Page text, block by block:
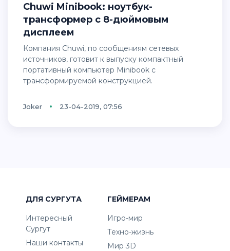
Chuwi Minibook: ноутбук-
трансформер с 8-дюймовым
дисплеем
Компания Chuwi, по сообщениям сетевых
источников, готовит к выпуску компактный
портативный компьютер Minibook с
трансформируемой конструкцией.
Joker 23-04-2019, 07:56
ДЛЯ СУРГУТА
Интересный
Сургут
Наши контакты
ГЕЙМЕРАМ
Игро-мир
Техно-жизнь
Мир 3D